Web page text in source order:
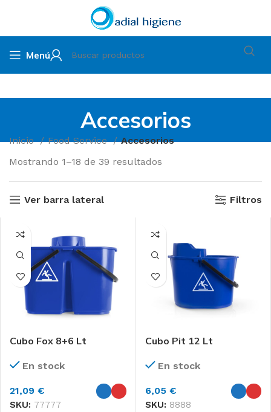
Menú
Accesorios
Inicio Food Service
Accesorios
Mostrando 1–18 de 39 resultados
Ver barra lateral Filtros
Cubo Fox 8+6 Lt
En stock
21,09 €
SKU: 77777
Cubo Pit 12 Lt
En stock
6,05 €
SKU: 8888